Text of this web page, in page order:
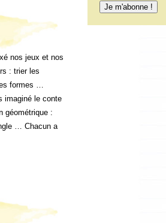
nos jeux et nos
: trier les
formes …
imaginé le conte
géométrique :
… Chacun a